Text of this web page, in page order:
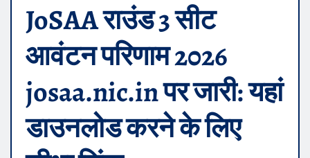
JoSAA राउंड 3 सीट
आवंटन परिणाम 2026
josaa.nic.in पर जारी: यहां
डाउनलोड करने के लिए